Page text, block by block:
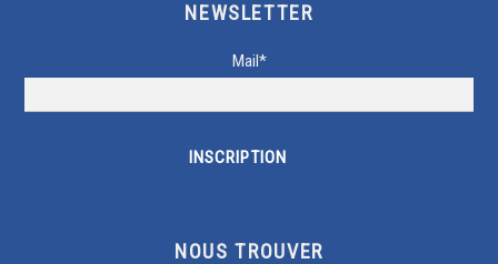
NEWSLETTER
Mail*
NOUS TROUVER